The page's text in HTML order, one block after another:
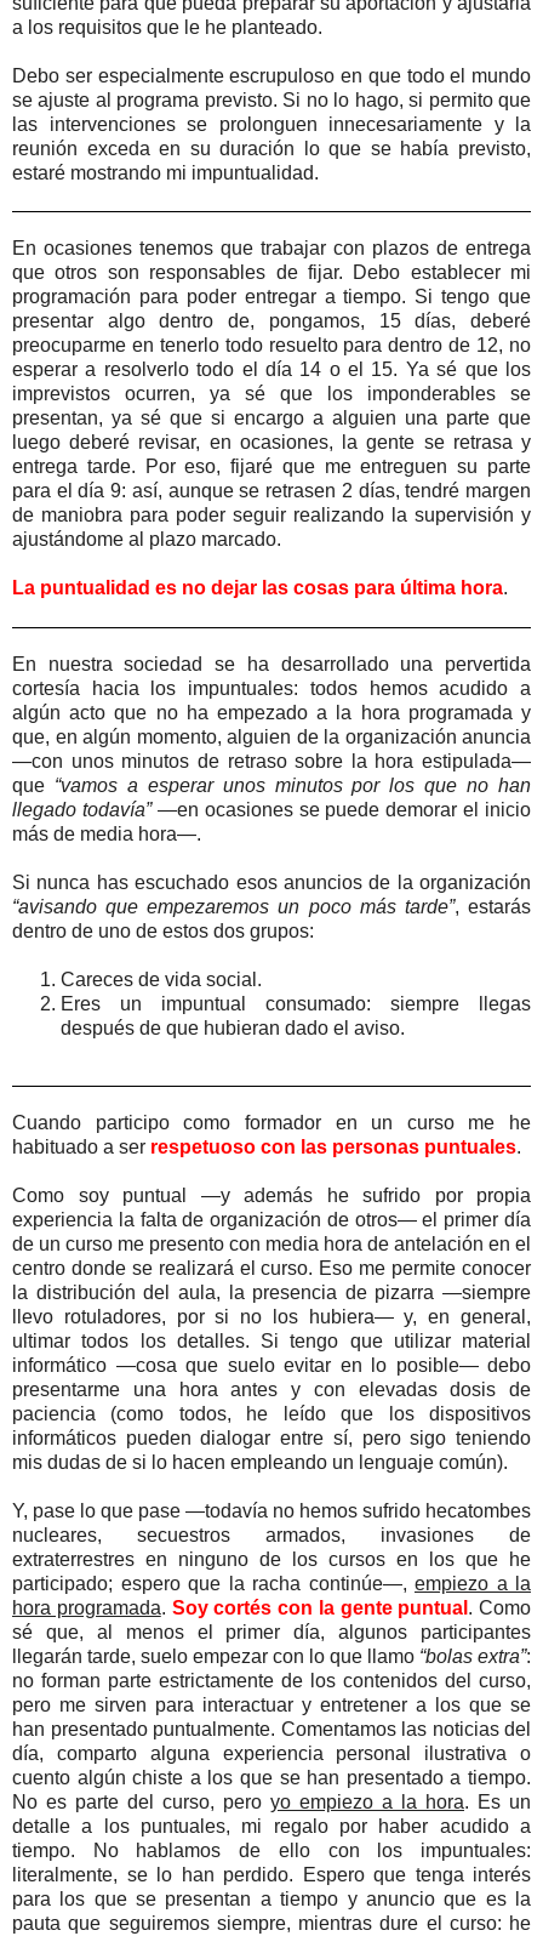
a los requisitos que le he planteado.
Debo ser especialmente escrupuloso en que todo el mundo
se ajuste al programa previsto. Si no lo hago, si permito que
las intervenciones se prolonguen innecesariamente y la
reunión exceda en su duración lo que se había previsto,
estaré mostrando mi impuntualidad.
En ocasiones tenemos que trabajar con plazos de entrega
que otros son responsables de fijar. Debo establecer mi
programación para poder entregar a tiempo. Si tengo que
presentar algo dentro de, pongamos, 15 días, deberé
preocuparme en tenerlo todo resuelto para dentro de 12, no
esperar a resolverlo todo el día 14 o el 15. Ya sé que los
imprevistos ocurren, ya sé que los imponderables se
presentan, ya sé que si encargo a alguien una parte que
luego deberé revisar, en ocasiones, la gente se retrasa y
entrega tarde. Por eso, fijaré que me entreguen su parte
para el día 9: así, aunque se retrasen 2 días, tendré margen
de maniobra para poder seguir realizando la supervisión y
ajustándome al plazo marcado.
La puntualidad es no dejar las cosas para última hora.
En nuestra sociedad se ha desarrollado una pervertida
cortesía hacia los impuntuales: todos hemos acudido a
algún acto que no ha empezado a la hora programada y
que, en algún momento, alguien de la organización anuncia
—con unos minutos de retraso sobre la hora estipulada—
que “vamos a esperar unos minutos por los que no han
llegado todavía”—en ocasiones se puede demorar el inicio
más de media hora—.
Si nunca has escuchado esos anuncios de la organización
“avisando que empezaremos un poco más tarde”, estarás
dentro de uno de estos dos grupos:
Careces de vida social.
Eres un impuntual consumado: siempre llegas
después de que hubieran dado el aviso.
Cuando participo como formador en un curso me he
habituado a ser respetuoso con las personas puntuales.
Como soy puntual —y además he sufrido por propia
experiencia la falta de organización de otros— el primer día
de un curso me presento con media hora de antelación en el
centro donde se realizará el curso. Eso me permite conocer
la distribución del aula, la presencia de pizarra —siempre
llevo rotuladores, por si no los hubiera— y, en general,
ultimar todos los detalles. Si tengo que utilizar material
informático —cosa que suelo evitar en lo posible— debo
presentarme una hora antes y con elevadas dosis de
paciencia (como todos, he leído que los dispositivos
informáticos pueden dialogar entre sí, pero sigo teniendo
mis dudas de si lo hacen empleando un lenguaje común).
Y, pase lo que pase —todavía no hemos sufrido hecatombes
nucleares, secuestros armados, invasiones de
extraterrestres en ninguno de los cursos en los que he
participado; espero que la racha continúe—, empiezo a la
hora programada. Soy cortés con la gente puntual . Como
sé que, al menos el primer día, algunos participantes
llegarán tarde, suelo empezar con lo que llamo “bolas extra”:
no forman parte estrictamente de los contenidos del curso,
pero me sirven para interactuar y entretener a los que se
han presentado puntualmente. Comentamos las noticias del
día, comparto alguna experiencia personal ilustrativa o
cuento algún chiste a los que se han presentado a tiempo.
No es parte del curso, pero yo empiezo a la hora. Es un
detalle a los puntuales, mi regalo por haber acudido a
tiempo. No hablamos de ello con los impuntuales:
literalmente, se lo han perdido. Espero que tenga interés
para los que se presentan a tiempo y anuncio que es la
pauta que seguiremos siempre, mientras dure el curso: he